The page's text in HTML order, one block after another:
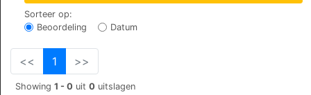
Sorteer op:
Beoordeling
Datum
<< 1 >>
Showing 1 - 0 uit 0 uitslagen